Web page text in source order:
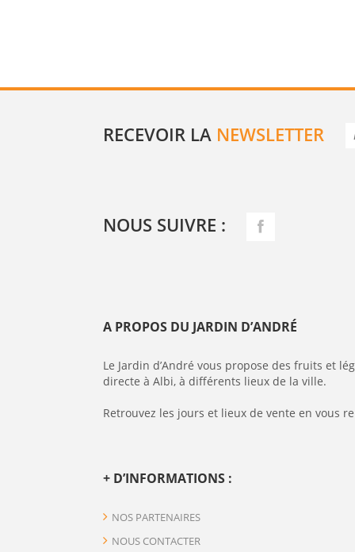
RECEVOIR LA NEWSLETTER
NOUS SUIVRE :
A PROPOS DU JARDIN D’ANDRÉ
Le Jardin d’André vous propose des fruits et
directe à Albi, à différents lieux de la ville.
Retrouvez les jours et lieux de vente en vous
+ D’INFORMATIONS :
NOS PARTENAIRES
NOUS CONTACTER